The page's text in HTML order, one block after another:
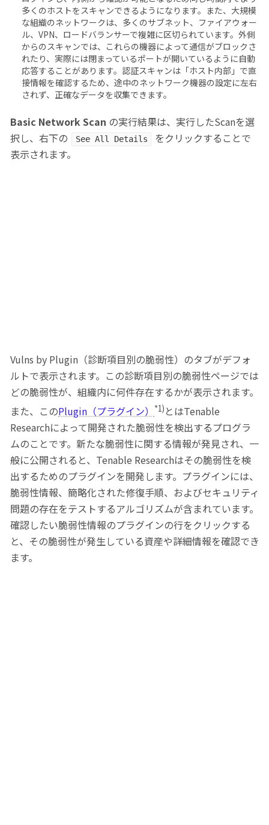
多くのホストをスキャンできるようになります。また、大規模
な組織のネットワークは、多くのサブネット、ファイアウォー
ル、VPN、ロードバランサーで複雑に区切られています。外側
からのスキャンでは、これらの機器によって通信がブロックさ
れたり、実際には閉まっているポートが開いているように自動
応答することがあります。認証スキャンは「ホスト内部」で直
接情報を確認するため、途中のネットワーク機器の設定に左右
されず、正確なデータを収集できます。
Basic Network Scan の実行結果は、実行したScanを選
択し、右下の
See All Details
をクリックすることで
表示されます。
Vulns by Plugin（診断項目別の脆弱性）のタブがデフォ
ルトで表示されます。この診断項目別の脆弱性ページでは
どの脆弱性が、組織内に何件存在するかが表示されます。
また、このPlugin（プラグイン） *1) とはTenable
Researchによって開発された脆弱性を検出するプログラ
ムのことです。新たな脆弱性に関する情報が発見され、一
般に公開されると、Tenable Researchはその脆弱性を検
出するためのプラグインを開発します。プラグインには、
脆弱性情報、簡略化された修復手順、およびセキュリティ
問題の存在をテストするアルゴリズムが含まれています。
確認したい脆弱性情報のプラグインの行をクリックする
と、その脆弱性が発生している資産や詳細情報を確認でき
ます。